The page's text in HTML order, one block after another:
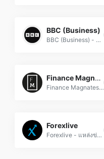
BBC (Business)
BBC (Business) - ข่าวฟอเร็กซ์อัปเดตตลอดเวลา อัตราแลกเปลี่ยน การวิเคราะห์ตลาด และเทคนิคการเทรดจากผู้เชี่ยวชาญ เพื่อการตัดสินใจลงทุนอย่างมีประสิทธิภาพ
Finance Magnates
Finance Magnates คือ แหล่งข่าวและการวิเคราะห์ด้านฟินเทค, การเทรด Forex, การชำระเงิน, คริปโต และบล็อกเชน อัปเดตข้อมูลล่าสุดทั่วโลก
Forexlive
Forexlive - แหล่งข่าวฟอเร็กซ์และวิเคราะห์ตลาดการเงินออนไลน์ อัปเดทข่าวสารฟอเร็กซ์, ค่าเงิน, และเศรษฐกิจทั่วโลกแบบเรียลไทม์